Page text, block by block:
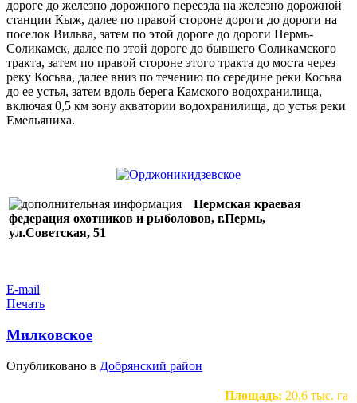
дороге до железно дорожного переезда на железно дорожной
станции Кыж, далее по правой стороне дороги до дороги на
поселок Вильва, затем по этой дороге до дороги Пермь-
Соликамск, далее по этой дороге до бывшего Соликамского
тракта, затем по правой стороне этого тракта до моста через
реку Косьва, далее вниз по течению по середине реки Косьва
до ее устья, затем вдоль берега Камского водохранилища,
включая 0,5 км зону акватории водохранилища, до устья реки
Емельяниха.
Пермская краевая
федерация охотников и рыболовов, г.Пермь,
ул.Советская, 51
E-mail
Печать
Милковское
Опубликовано в Добрянский район
Площадь: 20,6 тыс. га